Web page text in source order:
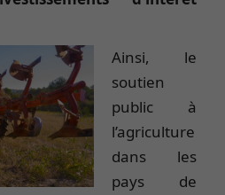
Ainsi, le
soutien
public à
l’agriculture
dans les
pays de